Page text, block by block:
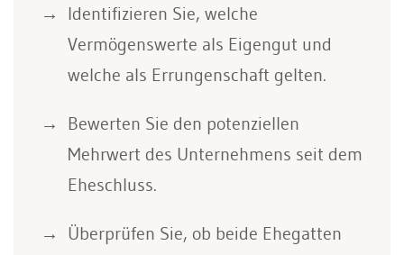
Identifizieren Sie, welche
Vermögenswerte als Eigengut und
welche als Errungenschaft gelten.
Bewerten Sie den potenziellen
Mehrwert des Unternehmens seit dem
Eheschluss.
Überprüfen Sie, ob beide Ehegatten